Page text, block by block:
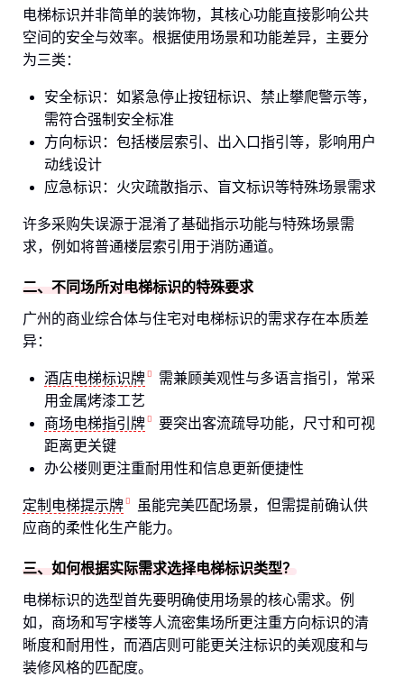
电梯标识并非简单的装饰物，其核心功能直接影响公共
空间的安全与效率。根据使用场景和功能差异，主要分
为三类：
安全标识：如紧急停止按钮标识、禁止攀爬警示等，
需符合强制安全标准
方向标识：包括楼层索引、出入口指引等，影响用户
动线设计
应急标识：火灾疏散指示、盲文标识等特殊场景需求
许多采购失误源于混淆了基础指示功能与特殊场景需
求，例如将普通楼层索引用于消防通道。
二、不同场所对电梯标识的特殊要求
广州的商业综合体与住宅对电梯标识的需求存在本质差
异：
酒店电梯标识牌
需兼顾美观性与多语言指引，常采
用金属烤漆工艺
商场电梯指引牌
要突出客流疏导功能，尺寸和可视
距离更关键
办公楼则更注重耐用性和信息更新便捷性
定制电梯提示牌
虽能完美匹配场景，但需提前确认供
应商的柔性化生产能力。
三、如何根据实际需求选择电梯标识类型？
电梯标识的选型首先要明确使用场景的核心需求。例
如，商场和写字楼等人流密集场所更注重方向标识的清
晰度和耐用性，而酒店则可能更关注标识的美观度和与
装修风格的匹配度。